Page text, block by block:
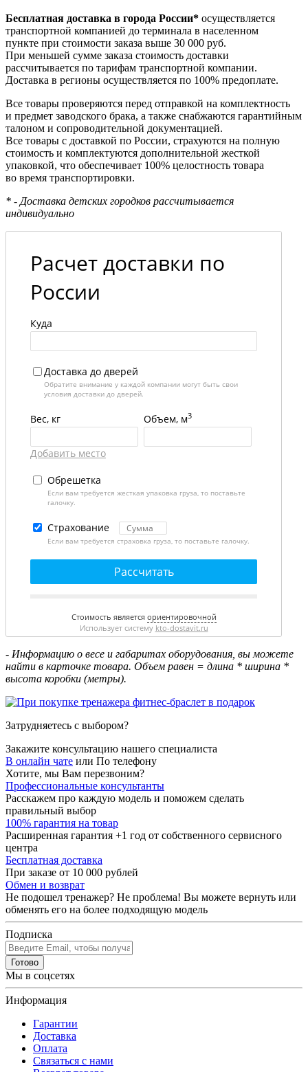
Бесплатная доставка в города России* осуществляется
транспортной компанией до терминала в населенном
пункте при стоимости заказа выше 30 000 руб.
При меньшей сумме заказа стоимость доставки
рассчитывается по тарифам транспортной компании.
Доставка в регионы осуществляется по 100% предоплате.
Все товары проверяются перед отправкой на комплектность
и предмет заводского брака, а также снабжаются гарантийным
талоном и сопроводительной документацией.
Все товары с доставкой по России, страхуются на полную
стоимость и комплектуются дополнительной жесткой
упаковкой, что обеспечивает 100% целостность товара
во время транспортировки.
* - Доставка детских городков рассчитывается
индивидуально
Расчет доставки по
России
Куда
Доставка до дверей
Обратите внимание у каждой компании могут быть свои
условия доставки до дверей.
Вес, кг Объем, м3
Добавить место
Обрешетка
Если вам требуется жесткая упаковка груза, то поставьте
галочку.
Страхование
Если вам требуется страховка груза, то поставьте галочку.
Рассчитать
Стоимость является ориентировочной
Использует систему kto-dostavit.ru
- Информацию о весе и габаритах оборудования, вы можете
найти в карточке товара. Объем равен = длина * ширина *
высота коробки (метры).
Затрудняетесь с выбором?
Закажите консультацию нашего специалиста
В онлайн чате или По телефону
Хотите, мы Вам перезвоним?
Профессиональные консультанты
Расскажем про каждую модель и поможем сделать
правильный выбор
100% гарантия на товар
Расширенная гарантия +1 год от собственного сервисного
центра
Бесплатная доставка
При заказе от 10 000 рублей
Обмен и возврат
Не подошел тренажер? Не проблема! Вы можете вернуть или
обменять его на более подходящую модель
Подписка
Готово
Мы в соцсетях
Информация
Гарантии
Доставка
Оплата
Связаться с нами